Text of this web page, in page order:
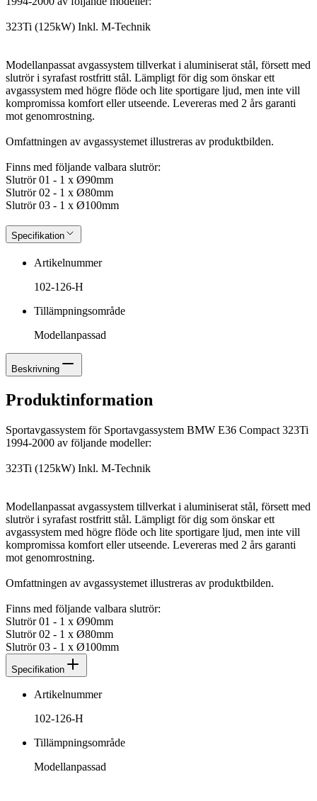
323Ti (125kW) Inkl. M-Technik
Modellanpassat avgassystem tillverkat i aluminiserat stål, försett med
slutrör i syrafast rostfritt stål. Lämpligt för dig som önskar ett
avgassystem med högre flöde och lite sportigare ljud, men inte vill
kompromissa komfort eller utseende. Levereras med 2 års garanti
mot genomrostning.
Omfattningen av avgassystemet illustreras av produktbilden.
Finns med följande valbara slutrör:
Slutrör 01 - 1 x Ø90mm
Slutrör 02 - 1 x Ø80mm
Slutrör 03 - 1 x Ø100mm
Specifikation
Artikelnummer
102-126-H
Tillämpningsområde
Modellanpassad
Beskrivning
Produktinformation
Sportavgassystem för Sportavgassystem BMW E36 Compact 323Ti
1994-2000 av följande modeller:
323Ti (125kW) Inkl. M-Technik
Modellanpassat avgassystem tillverkat i aluminiserat stål, försett med
slutrör i syrafast rostfritt stål. Lämpligt för dig som önskar ett
avgassystem med högre flöde och lite sportigare ljud, men inte vill
kompromissa komfort eller utseende. Levereras med 2 års garanti
mot genomrostning.
Omfattningen av avgassystemet illustreras av produktbilden.
Finns med följande valbara slutrör:
Slutrör 01 - 1 x Ø90mm
Slutrör 02 - 1 x Ø80mm
Slutrör 03 - 1 x Ø100mm
Specifikation
Artikelnummer
102-126-H
Tillämpningsområde
Modellanpassad